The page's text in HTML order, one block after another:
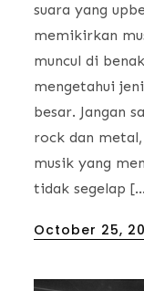
suara yang
memikirkan
muncul di
mengetahui
besar. Jangan
rock dan
musik yang
tidak segelap
Posted
October 25,